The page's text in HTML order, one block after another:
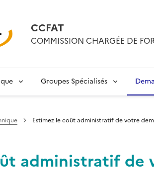
CCFAT
COMMISSION CHARGÉE DE
Groupes Spécialisés
Estimez le coût administratif de votre
administratif de